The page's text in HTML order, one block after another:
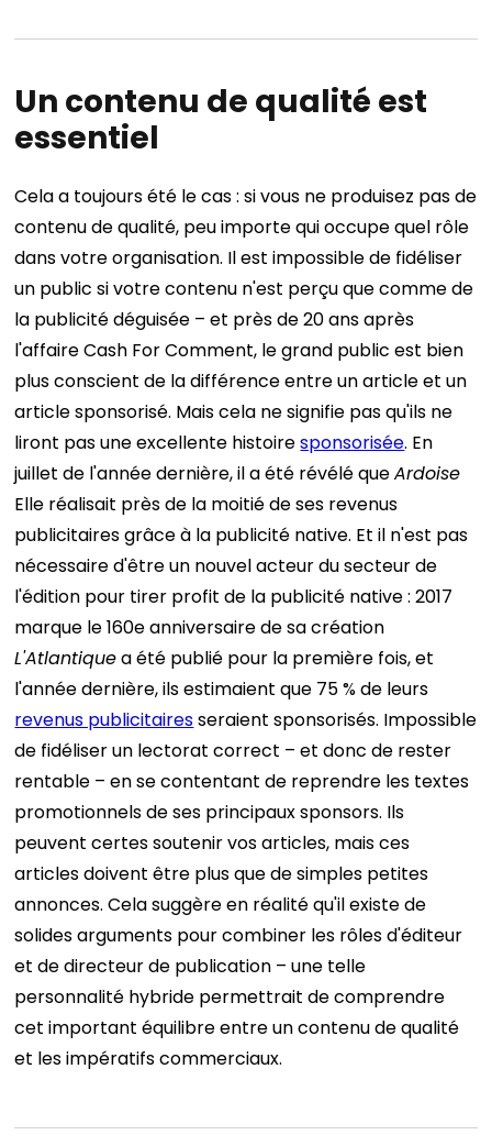
Un contenu de qualité est
essentiel
Cela a toujours été le cas : si vous ne produisez pas de
contenu de qualité, peu importe qui occupe quel rôle
dans votre organisation. Il est impossible de fidéliser
un public si votre contenu n'est perçu que comme de
la publicité déguisée – et près de 20 ans après
l'affaire Cash For Comment, le grand public est bien
plus conscient de la différence entre un article et un
article sponsorisé. Mais cela ne signifie pas qu'ils ne
liront pas une excellente histoiresponsorisée. En
juillet de l'année dernière, il a été révélé queArdoise
Elle réalisait près de la moitié de ses revenus
publicitaires grâce à la publicité native. Et il n'est pas
nécessaire d'être un nouvel acteur du secteur de
l'édition pour tirer profit de la publicité native : 2017
marque le 160e anniversaire de sa création
L'Atlantiquea été publié pour la première fois, et
l'année dernière, ils estimaient que 75 % de leurs
revenus publicitairesseraient sponsorisés. Impossible
de fidéliser un lectorat correct – et donc de rester
rentable – en se contentant de reprendre les textes
promotionnels de ses principaux sponsors. Ils
peuvent certes soutenir vos articles, mais ces
articles doivent être plus que de simples petites
annonces. Cela suggère en réalité qu'il existe de
solides arguments pour combiner les rôles d'éditeur
et de directeur de publication – une telle
personnalité hybride permettrait de comprendre
cet important équilibre entre un contenu de qualité
et les impératifs commerciaux.